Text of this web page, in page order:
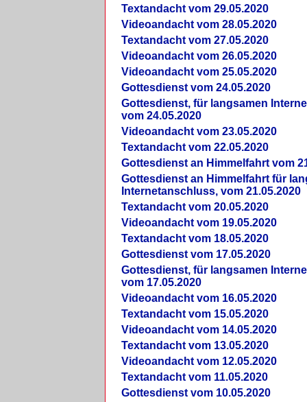
Textandacht vom 29.05.2020
Videoandacht vom 28.05.2020
Textandacht vom 27.05.2020
Videoandacht vom 26.05.2020
Videoandacht vom 25.05.2020
Gottesdienst vom 24.05.2020
Gottesdienst, für langsamen
vom 24.05.2020
Videoandacht vom 23.05.2020
Textandacht vom 22.05.2020
Gottesdienst an Himmelfahrt vom
Gottesdienst an Himmelfahrt für
Internetanschluss, vom 21.05.2020
Textandacht vom 20.05.2020
Videoandacht vom 19.05.2020
Textandacht vom 18.05.2020
Gottesdienst vom 17.05.2020
Gottesdienst, für langsamen
vom 17.05.2020
Videoandacht vom 16.05.2020
Textandacht vom 15.05.2020
Videoandacht vom 14.05.2020
Textandacht vom 13.05.2020
Videoandacht vom 12.05.2020
Textandacht vom 11.05.2020
Gottesdienst vom 10.05.2020